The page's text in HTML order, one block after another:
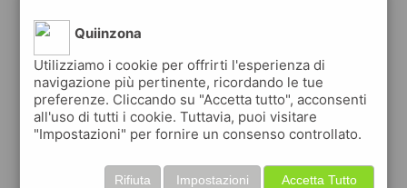
trattorie in zona
trovi le trattorie in zona e tutti i posti
dove mangiare vicino a te
Quiinzona
Utilizziamo i cookie per offrirti l'esperienza di
navigazione più pertinente, ricordando le tue
preferenze. Cliccando su "Accetta tutto", acconsenti
all'uso di tutti i cookie. Tuttavia, puoi visitare
"Impostazioni" per fornire un consenso controllato.
Accetta Tutto
Impostazioni
Rifiuta